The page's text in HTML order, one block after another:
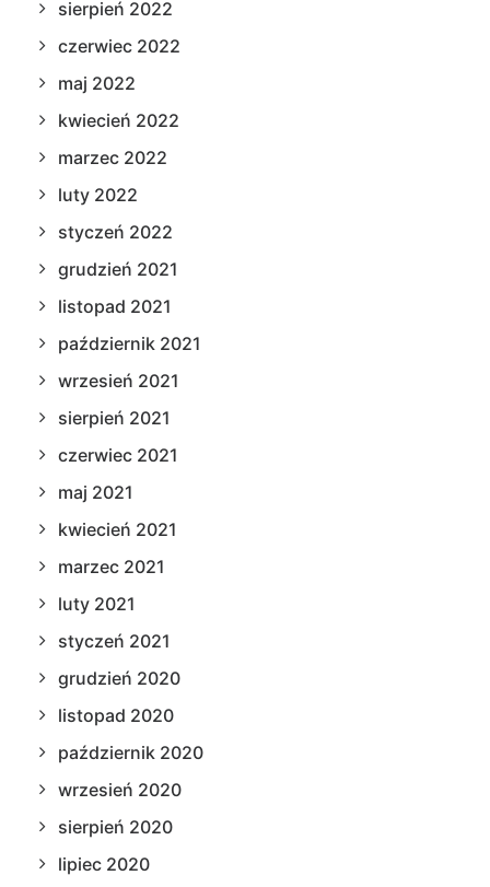
sierpień 2022
czerwiec 2022
maj 2022
kwiecień 2022
marzec 2022
luty 2022
styczeń 2022
grudzień 2021
listopad 2021
październik 2021
wrzesień 2021
sierpień 2021
czerwiec 2021
maj 2021
kwiecień 2021
marzec 2021
luty 2021
styczeń 2021
grudzień 2020
listopad 2020
październik 2020
wrzesień 2020
sierpień 2020
lipiec 2020